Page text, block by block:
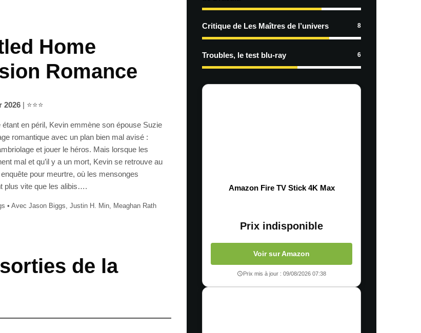
Home
Romance
2026| ⭐⭐⭐
étant en péril, Kevin emmène son épouse Suzie
romantique avec un plan bien mal avisé :
et jouer le héros. Mais lorsque les
mal et qu’il y a un mort, Kevin se retrouve au
enquête pour meurtre, où les mensonges
plus vite que les alibis….
• Avec Jason Biggs, Justin H. Min, Meaghan Rath
de la
Critique de Les Maîtres de l’univers 8
Troubles, le test blu-ray 6
Amazon Fire TV Stick 4K Max
Prix indisponible
Voir sur Amazon
Prix mis à jour : 09/08/2026 07:38